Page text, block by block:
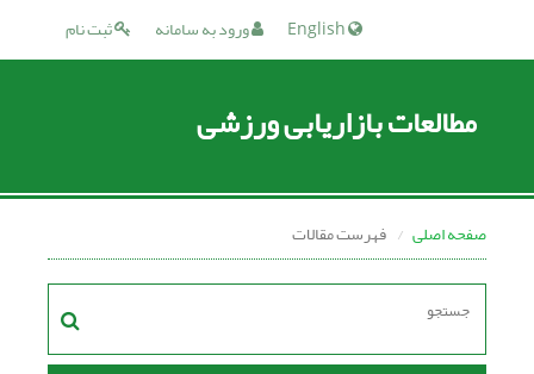
ثبت نام ورود به سامانه
مطالعات بازاریابی ورزشی
صفحه اصلی فهرست مقالات